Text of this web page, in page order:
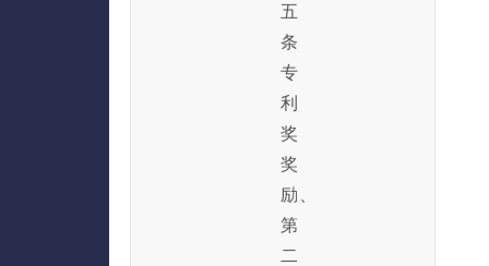
五
条
专
利
奖
奖
励、
第
二